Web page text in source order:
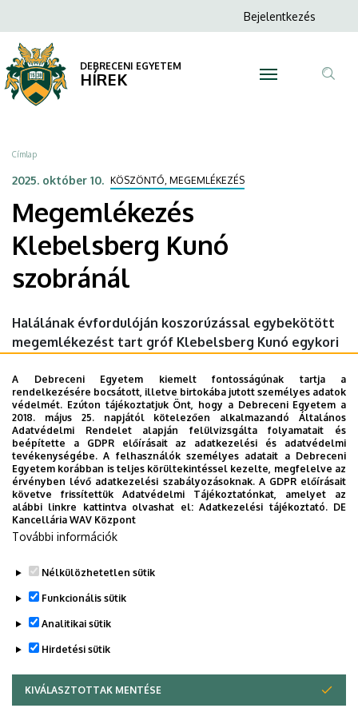
Klebelsberg
Kunó
szobránál
DEBRECENI
EGYETEM
a
tartalomra
Anonim
menüje
Bejelentkezés
DEBRECENI EGYETEM
HÍREK
Morzsa
Címlap
2025. október 10. KÖSZÖNTŐ, MEGEMLÉKEZÉS
Megemlékezés
Klebelsberg Kunó
szobránál
Halálának évfordulóján koszorúzással egybekötött
megemlékezést tart gróf Klebelsberg Kunó egykori
Debreceni Egyetem.
Időpont:2025. október 10., péntek 9.30
Helyszín : Debreceni Egyetem Főépület előtti tér
Dokumentumok
meghívó (1.58 MB)
Last update: 2025. 10. 08. 08:35
A Debreceni Egyetem kiemelt fontosságúnak tartja a
rendelkezésére bocsátott, illetve birtokába jutott személyes adatok
védelmét. Ezúton tájékoztatjuk Önt, hogy a Debreceni Egyetem a
2018. május 25. napjától kötelezően alkalmazandó Általános
Adatvédelmi Rendelet alapján felülvizsgálta folyamatait és
beépítette a GDPR előírásait az adatkezelési és adatvédelmi
tevékenységébe. A felhasználók személyes adatait a Debreceni
Egyetem korábban is teljes körültekintéssel kezelte, megfelelve az
érvényben lévő adatkezelési szabályozásoknak. A GDPR előírásait
követve frissítettük Adatvédelmi Tájékoztatónkat, amelyet az
alábbi linkre kattintva olvashat el:Adatkezelési tájékoztató. DE
Kancellária WAV Központ
További információk
Nélkülözhetetlen sütik
Funkcionális sütik
Analitikai sütik
Hirdetési sütik
KIVÁLASZTOTTAK MENTÉSE
WITHDRAW CONSENT